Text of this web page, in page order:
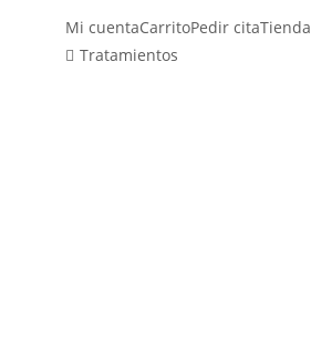
Mi cuentaCarritoPedir citaTienda
Tratamientos